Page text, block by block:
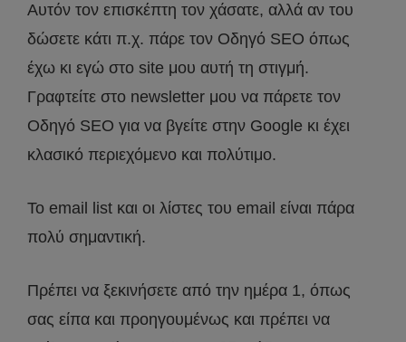
Αυτόν τον επισκέπτη τον χάσατε, αλλά αν του
δώσετε κάτι π.χ. πάρε τον Οδηγό SEO όπως
έχω κι εγώ στο site μου αυτή τη στιγμή.
Γραφτείτε στο newsletter μου να πάρετε τον
Οδηγό SEO για να βγείτε στην Google κι έχει
κλασικό περιεχόμενο και πολύτιμο.
Το email list και οι λίστες του email είναι πάρα
πολύ σημαντική.
Πρέπει να ξεκινήσετε από την ημέρα 1, όπως
σας είπα και προηγουμένως και πρέπει να